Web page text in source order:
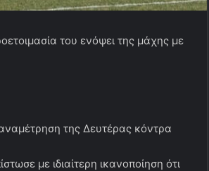
του ενόψει της μάχης με
της Δευτέρας κόντρα
με ιδιαίτερη ικανοποίηση ότι